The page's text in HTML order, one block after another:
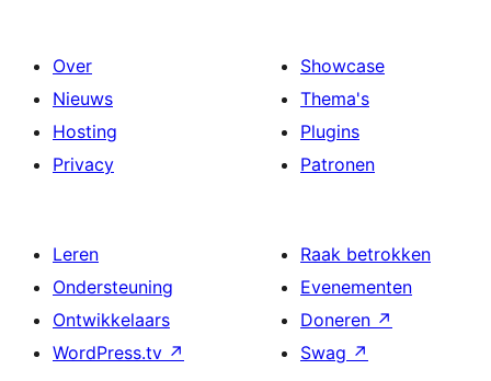
Over
Nieuws
Hosting
Privacy
Showcase
Thema's
Plugins
Patronen
Leren
Ondersteuning
Ontwikkelaars
WordPress.tv ↗
Raak betrokken
Evenementen
Doneren ↗
Swag ↗